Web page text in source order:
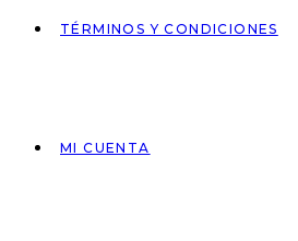
TÉRMINOS Y CONDICIONES
MI CUENTA